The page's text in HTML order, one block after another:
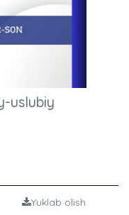
uslubiy
Yuklab olish